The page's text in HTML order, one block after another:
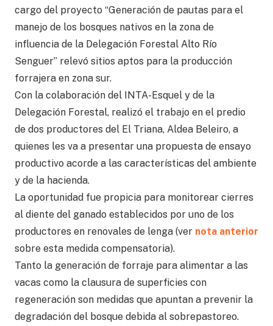
cargo del proyecto “Generación de pautas para el
manejo de los bosques nativos en la zona de
influencia de la Delegación Forestal Alto Río
Senguer” relevó sitios aptos para la producción
forrajera en zona sur.
Con la colaboración del INTA-Esquel y de la
Delegación Forestal, realizó el trabajo en el predio
de dos productores del El Triana, Aldea Beleiro, a
quienes les va a presentar una propuesta de ensayo
productivo acorde a las características del ambiente
y de la hacienda.
La oportunidad fue propicia para monitorear cierres
al diente del ganado establecidos por uno de los
productores en renovales de lenga (ver nota anterior
sobre esta medida compensatoria).
Tanto la generación de forraje para alimentar a las
vacas como la clausura de superficies con
regeneración son medidas que apuntan a prevenir la
degradación del bosque debida al sobrepastoreo.